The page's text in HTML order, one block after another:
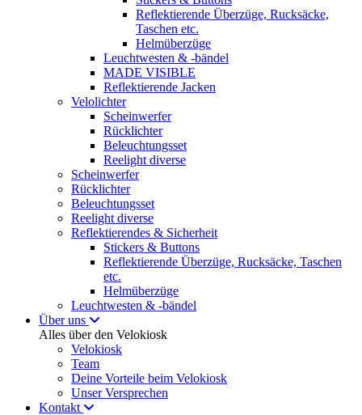
Reflektierende Überzüge, Rucksäcke,
Taschen etc.
Helmüberzüge
Leuchtwesten & -bändel
MADE VISIBLE
Reflektierende Jacken
Velolichter
Scheinwerfer
Rücklichter
Beleuchtungsset
Reelight diverse
Scheinwerfer
Rücklichter
Beleuchtungsset
Reelight diverse
Reflektierendes & Sicherheit
Stickers & Buttons
Reflektierende Überzüge, Rucksäcke, Taschen
etc.
Helmüberzüge
Leuchtwesten & -bändel
Über uns
Alles über den Velokiosk
Velokiosk
Team
Deine Vorteile beim Velokiosk
Unser Versprechen
Kontakt